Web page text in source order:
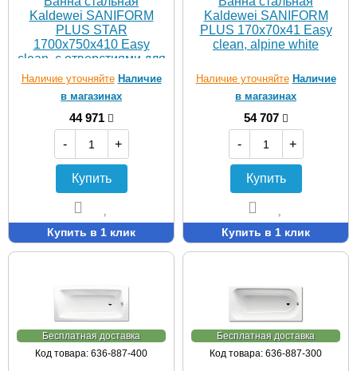
Kaldewei SANIFORM
PLUS STAR
1700х750х410 Easy
clean, с отверстиями для
ручек
Наличие уточняйте Наличие
в магазинах
44 971
-
+
Купить
Купить в 1 клик
Kaldewei SANIFORM
PLUS 170х70х41 Easy
clean, alpine white
Наличие уточняйте Наличие
в магазинах
54 707
-
+
Купить
Купить в 1 клик
Бесплатная доставка
Код товара: 636-887-400
Бесплатная доставка
Код товара: 636-887-300